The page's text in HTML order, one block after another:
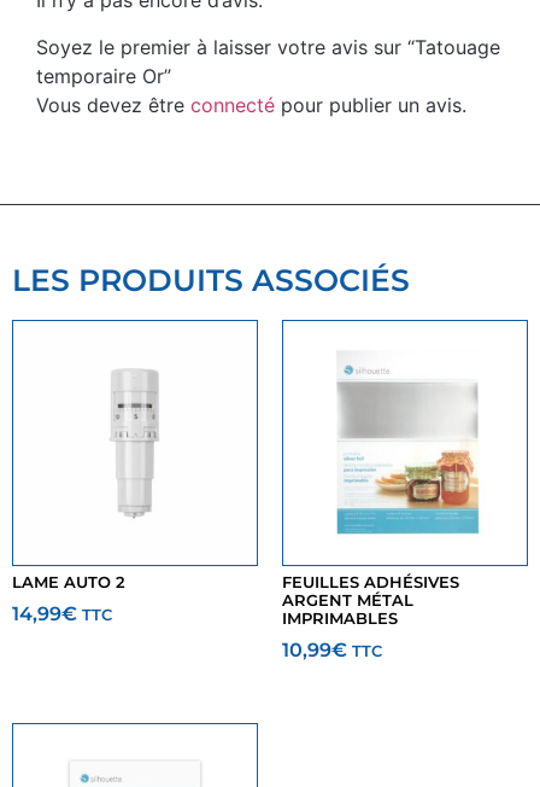
Soyez le premier à laisser votre avis sur “Tatouage
temporaire Or”
Vous devez être connecté pour publier un avis.
LES PRODUITS ASSOCIÉS
LAME AUTO 2
14,99€ TTC
FEUILLES ADHÉSIVES
ARGENT MÉTAL
IMPRIMABLES
10,99€ TTC